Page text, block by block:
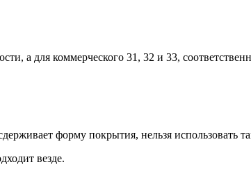
а для коммерческого 31, 32 и 33,
форму покрытия, нельзя использовать
везде.